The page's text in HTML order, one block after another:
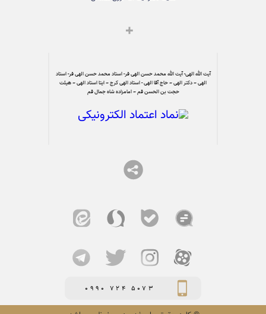
آیت الله الهی- آیت الله محمد حسن الهی فر- استاد محمد حسن الهی فر- استاد
الهی – دکتر الهی – حاج آقا الهی - استاد الهی کرج – ایتا استاد الهی – هیئت
حجت بن الحسن قم – امامزاده شاه جمال قم
0990 724 5073